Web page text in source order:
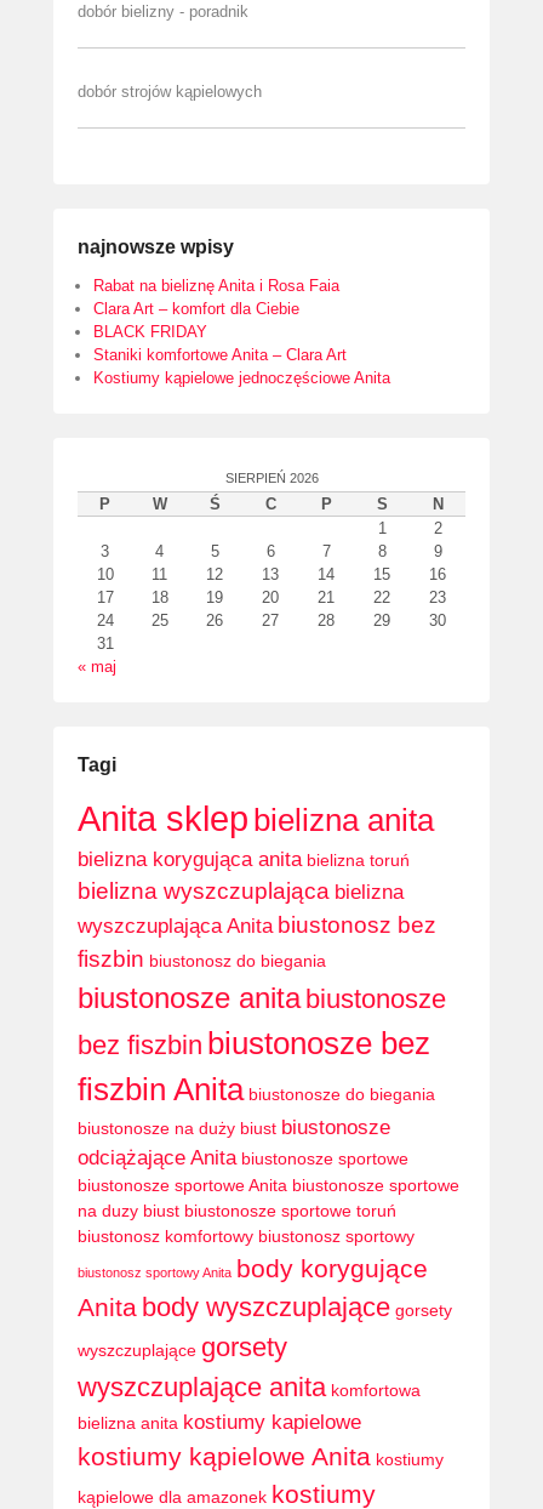
dobór bielizny - poradnik
dobór strojów kąpielowych
najnowsze wpisy
Rabat na bieliznę Anita i Rosa Faia
Clara Art – komfort dla Ciebie
BLACK FRIDAY
Staniki komfortowe Anita – Clara Art
Kostiumy kąpielowe jednoczęściowe Anita
SIERPIEŃ 2026
P W Ś C P S
N
1
2
3
4 5 6 7 8
9
10
11 12 13 14 15
16
17
18 19 20 21 22
23
24
25 26 27 28 29
30
31
« maj
Tagi
Anita sklep bielizna anita
bielizna korygująca anita bielizna toruń
bielizna wyszczuplająca bielizna
wyszczuplająca Anita biustonosz bez
fiszbin biustonosz do biegania
biustonosze anita biustonosze
bez fiszbin biustonosze bez
fiszbin Anita biustonosze do biegania
biustonosze na duży biust biustonosze
odciążające Anita biustonosze sportowe
biustonosze sportowe Anita biustonosze sportowe
na duzy biust biustonosze sportowe toruń
biustonosz komfortowy biustonosz sportowy
biustonosz sportowy Anita body korygujące
Anita body wyszczuplające gorsety
wyszczuplające gorsety
wyszczuplające anita komfortowa
bielizna anita kostiumy kapielowe
kostiumy kąpielowe Anita kostiumy
kąpielowe dla amazonek kostiumy